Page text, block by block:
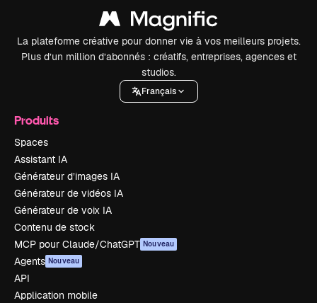
La plateforme créative pour donner vie à vos meilleurs projets.
Plus d’un million d’abonnés : créatifs, entreprises, agences et
studios.
Français
Produits
Spaces
Assistant IA
Générateur d’images IA
Générateur de vidéos IA
Générateur de voix IA
Contenu de stock
MCP pour Claude/ChatGPT Nouveau
Agents Nouveau
API
Application mobile